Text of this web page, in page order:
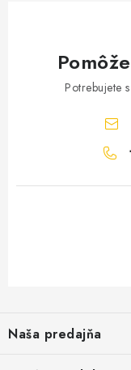
Potrebujete
pNaša predajňa